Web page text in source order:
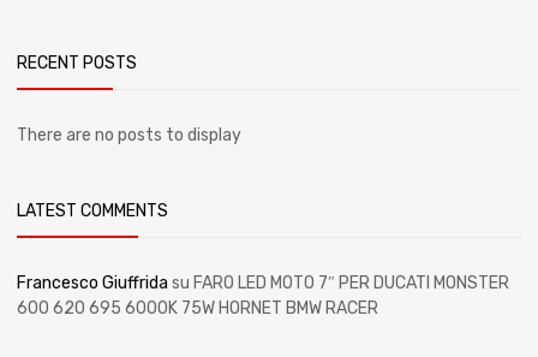
RECENT POSTS
There are no posts to display
LATEST COMMENTS
Francesco Giuffrida su FARO LED MOTO 7″ PER DUCATI MONSTER
600 620 695 6000K 75W HORNET BMW RACER